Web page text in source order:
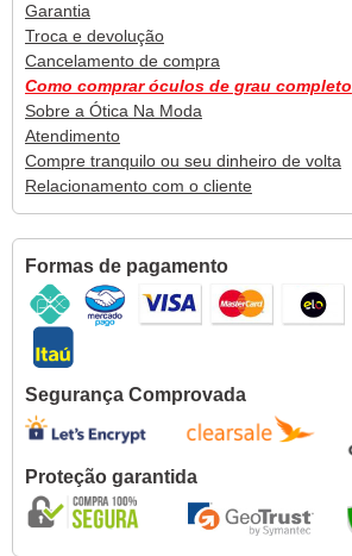
Garantia
Troca e devolução
Cancelamento de compra
Como comprar óculos de grau completo
Sobre a Ótica Na Moda
Atendimento
Compre tranquilo ou seu dinheiro de volta
Relacionamento com o cliente
Formas de pagamento
Segurança Comprovada
Proteção garantida